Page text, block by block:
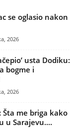
se oglasio nakon
2026
usta Dodiku:
bogme i
2026
me briga kako
u Sarajevu....